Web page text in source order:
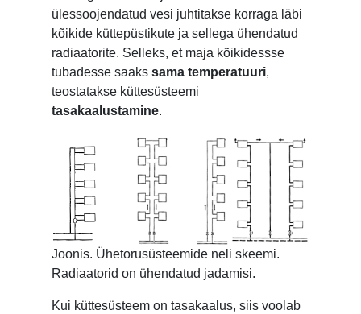
ülessoojendatud vesi juhtitakse korraga läbi
kõikide küttepüstikute ja sellega ühendatud
radiaatorite. Selleks, et maja kõikidessse
tubadesse saaks sama temperatuuri,
teostatakse küttesüsteemi
tasakaalustamine.
Joonis. Ühetorusüsteemide neli skeemi.
Radiaatorid on ühendatud jadamisi.
Kui küttesüsteem on tasakaalus, siis voolab